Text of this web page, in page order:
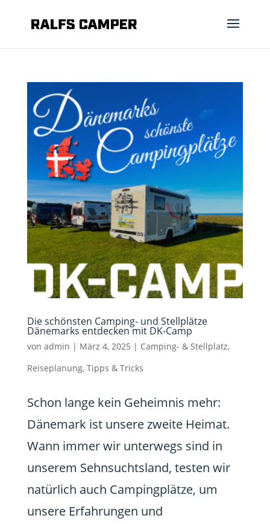
Die schönsten Camping- und Stellplätze
Dänemarks entdecken mit DK-Camp
von admin | März 4, 2025 | Camping- & Stellplatz,
Reiseplanung, Tipps & Tricks
Schon lange kein Geheimnis mehr:
Dänemark ist unsere zweite Heimat.
Wann immer wir unterwegs sind in
unserem Sehnsuchtsland, testen wir
natürlich auch Campingplätze, um
unsere Erfahrungen und